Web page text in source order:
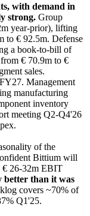
with demand in
strong. Group
year-prior), lifting
to € 92.5m. Defense
a book-to-bill of
€ 70.9m to €
sales.
Management
manufacturing
inventory
meeting Q2-Q4'26
of the
Bittium will
€ 26-32m EBIT
better than it was
covers ~70% of
Q1'25.